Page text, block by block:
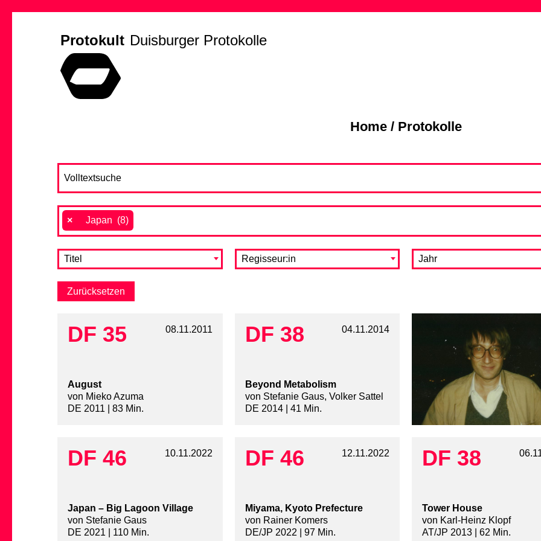
Protokult Duisburger Protokolle
Home/ Protokolle
× Japan (8)
Titel Regisseur:in Jahr
DF 35 08.11.2011
August
von Mieko Azuma
DE 2011 | 83 Min.
DF 38 04.11.2014
Beyond Metabolism
von Stefanie Gaus, Volker Sattel
DE 2014 | 41 Min.
DF 46 10.11.2022
Japan – Big Lagoon Village
von Stefanie Gaus
DE 2021 | 110 Min.
DF 46 12.11.2022
Miyama, Kyoto Prefecture
von Rainer Komers
DE/JP 2022 | 97 Min.
DF 38
Tower House
von Karl-Heinz Klopf
AT/JP 2013 | 62 Min.